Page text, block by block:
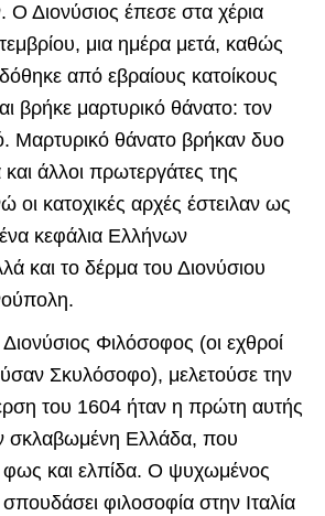
Ο Διονύσιος έπεσε στα χέρια
μια ημέρα μετά, καθώς
από εβραίους κατοίκους
βρήκε μαρτυρικό θάνατο: τον
Μαρτυρικό θάνατο βρήκαν δυο
άλλοι πρωτεργάτες της
οι κατοχικές αρχές έστειλαν ως
κεφάλια Ελλήνων
και το δέρμα του Διονύσιου
Φιλόσοφος (οι εχθροί
Σκυλόσοφο), μελετούσε την
του 1604 ήταν η πρώτη αυτής
σκλαβωμένη Ελλάδα, που
φως και ελπίδα. Ο ψυχωμένος
φιλοσοφία στην Ιταλία